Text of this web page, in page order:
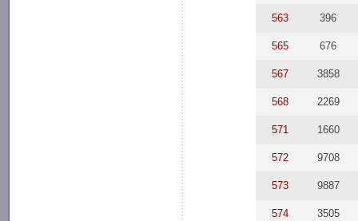
563 396
565 676
567 3858
568 2269
571 1660
572 9708
573 9887
574 3505